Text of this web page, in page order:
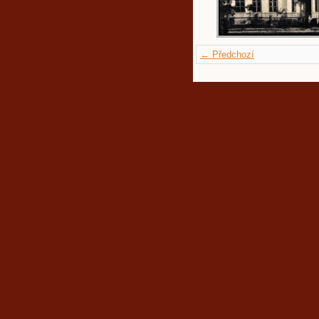
← Předchozí